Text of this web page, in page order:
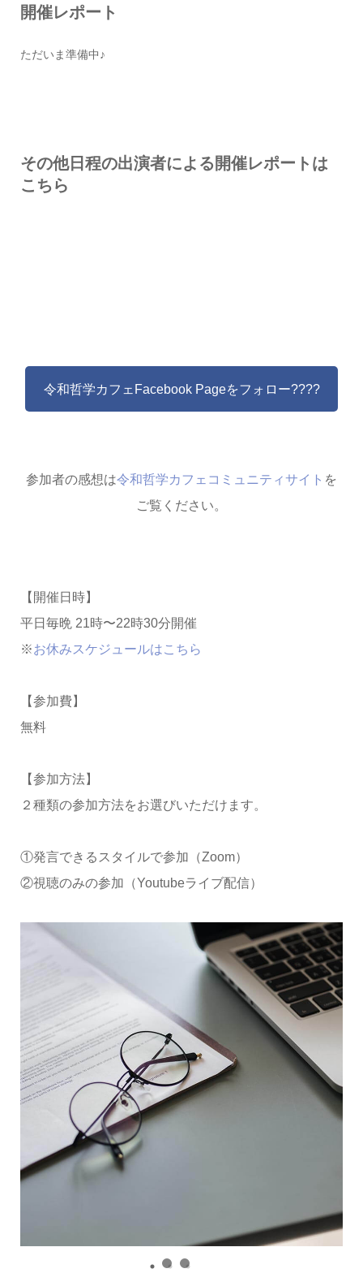
開催レポート
ただいま準備中♪
その他日程の出演者による開催レポートは
こちら
令和哲学カフェFacebook Pageをフォロー????
参加者の感想は令和哲学カフェコミュニティサイト を
ご覧ください。
【開催日時】
平日毎晩 21時〜22時30分開催
※お休みスケジュールはこちら
【参加費】
無料
【参加方法】
２種類の参加方法をお選びいただけます。
①発言できるスタイルで参加（Zoom）
②視聴のみの参加（Youtubeライブ配信）